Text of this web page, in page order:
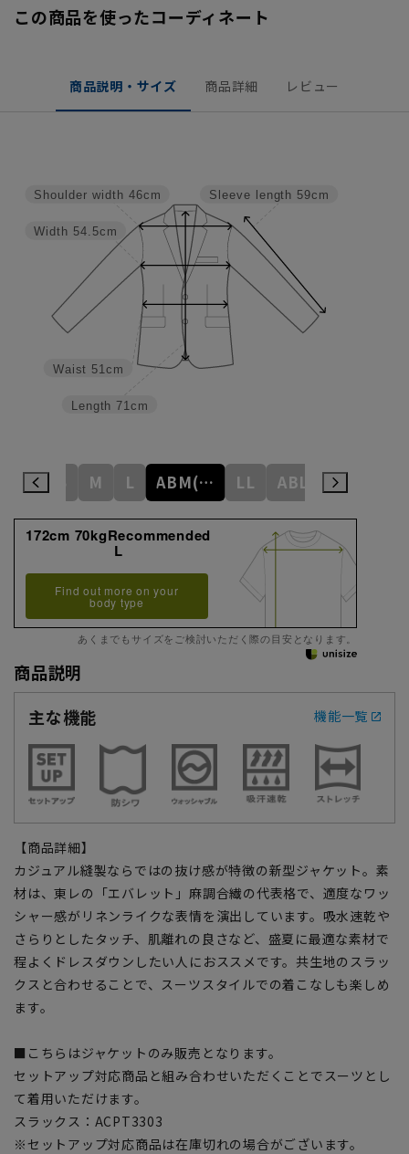
この商品を使ったコーディネート
商品説明・サイズ 商品詳細 レビュー
Sleeve length 59cm
Length 71cm
Waist 51cm
Width 54.5cm
Shoulder width 46cm
M L ABM(WideM) LL
172cm 70kgRecommended
L
Find out more on your
body type
あくまでもサイズをご検討いただく際の目安となります。
商品説明
主な機能
機能一覧
【商品詳細】
カジュアル縫製ならではの抜け感が特徴の新型ジャケット。素
材は、東レの「エバレット」麻調合繊の代表格で、適度なワッ
シャー感がリネンライクな表情を演出しています。吸水速乾や
さらりとしたタッチ、肌離れの良さなど、盛夏に最適な素材で
程よくドレスダウンしたい人におススメです。共生地のスラッ
クスと合わせることで、スーツスタイルでの着こなしも楽しめ
ます。
■こちらはジャケットのみ販売となります。
セットアップ対応商品と組み合わせいただくことでスーツとし
て着用いただけます。
スラックス：ACPT3303
※セットアップ対応商品は在庫切れの場合がございます。